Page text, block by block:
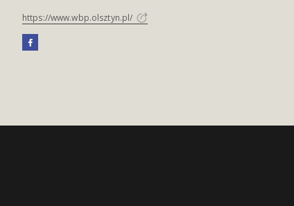
https://www.wbp.olsztyn.pl/